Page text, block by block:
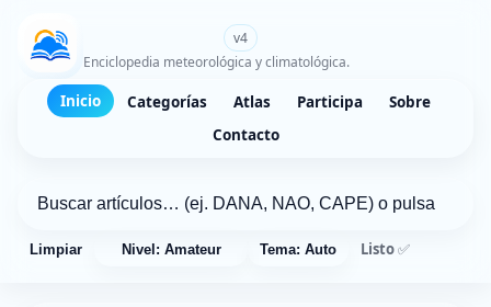
v4
Enciclopedia meteorológica y climatológica.
Inicio Categorías Atlas Participa
Sobre
Contacto
Limpiar Nivel: Amateur Tema: Auto Listo ✅